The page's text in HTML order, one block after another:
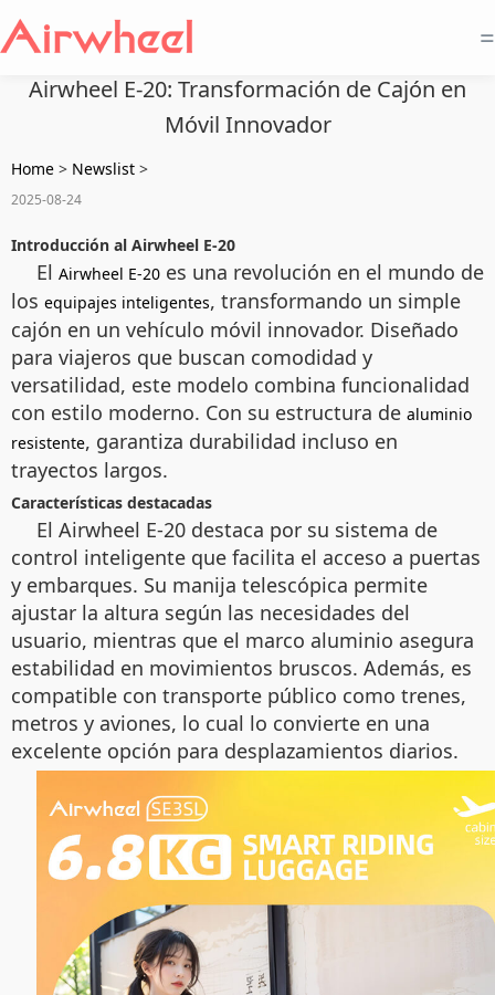
=
Airwheel E-20: Transformación de Cajón en
Móvil Innovador
Home > Newslist >
2025-08-24
Introducción al Airwheel E-20
El Airwheel E-20 es una revolución en el mundo de
los equipajes inteligentes, transformando un simple
cajón en un vehículo móvil innovador. Diseñado
para viajeros que buscan comodidad y
versatilidad, este modelo combina funcionalidad
con estilo moderno. Con su estructura de aluminio
resistente, garantiza durabilidad incluso en
trayectos largos.
Características destacadas
El Airwheel E-20 destaca por su sistema de
control inteligente que facilita el acceso a puertas
y embarques. Su manija telescópica permite
ajustar la altura según las necesidades del
usuario, mientras que el marco aluminio asegura
estabilidad en movimientos bruscos. Además, es
compatible con transporte público como trenes,
metros y aviones, lo cual lo convierte en una
excelente opción para desplazamientos diarios.